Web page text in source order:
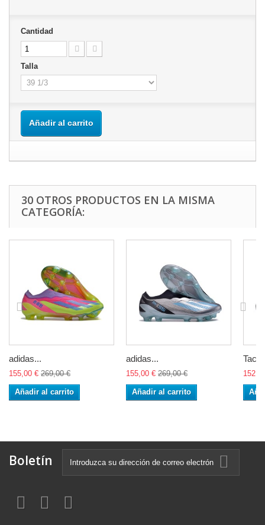
Cantidad
Talla
Añadir al carrito
30 OTROS PRODUCTOS EN LA MISMA
CATEGORÍA:
adidas...
155,00 € 269,00 €
Añadir al carrito
adidas...
155,00 € 269,00 €
Añadir al carrito
Boletín